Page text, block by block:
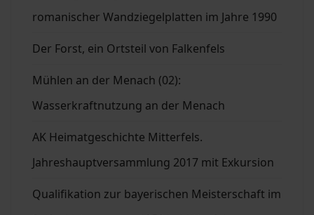
romanischer Wandziegelplatten im Jahre 1990
Der Forst, ein Ortsteil von Falkenfels
Mühlen an der Menach (02):
Wasserkraftnutzung an der Menach
AK Heimatgeschichte Mitterfels.
Jahreshauptversammlung 2017 mit Exkursion
Qualifikation zur bayerischen Meisterschaft im